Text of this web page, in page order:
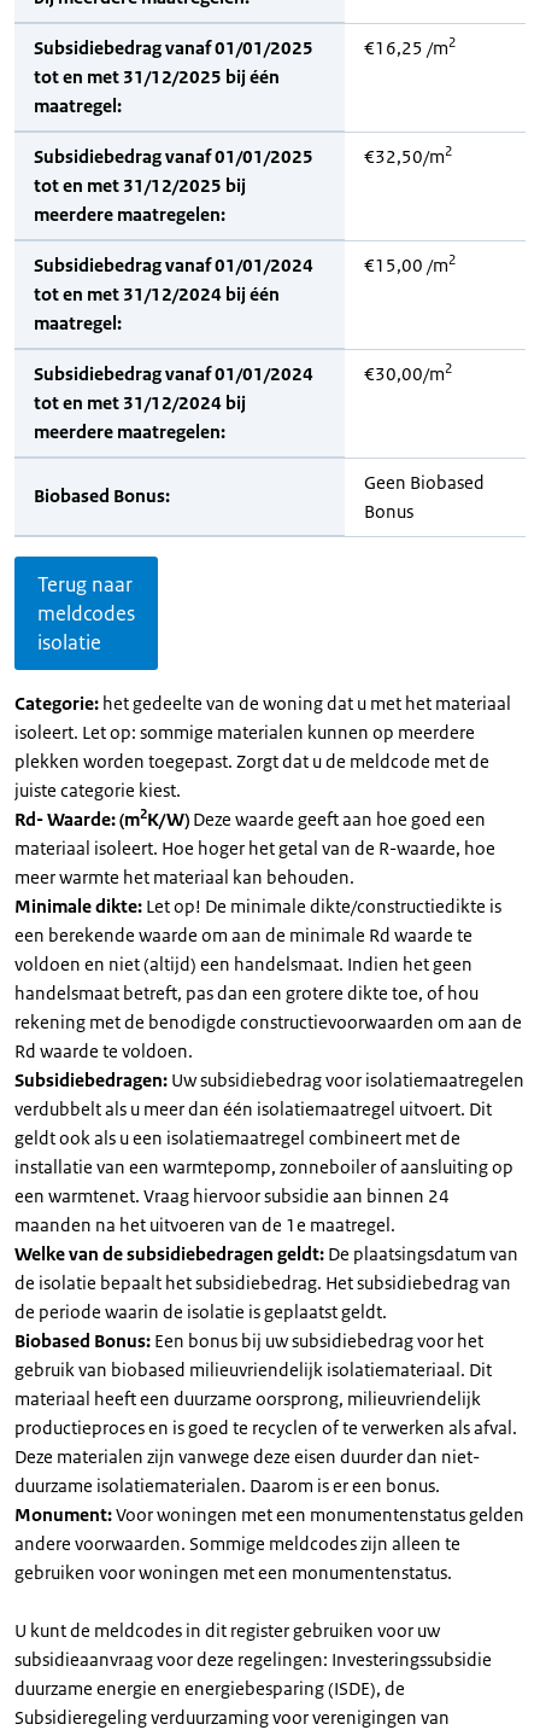
Subsidiebedrag vanaf 01/01/2025
tot en met 31/12/2025 bij één
maatregel:
€16,25 /m2
Subsidiebedrag vanaf 01/01/2025
tot en met 31/12/2025 bij
meerdere maatregelen:
€32,50/m2
Subsidiebedrag vanaf 01/01/2024
tot en met 31/12/2024 bij één
maatregel:
€15,00 /m2
Subsidiebedrag vanaf 01/01/2024
tot en met 31/12/2024 bij
meerdere maatregelen:
€30,00/m2
Biobased Bonus:
Geen Biobased
Bonus
Terug naar
meldcodes
isolatie
Categorie: het gedeelte van de woning dat u met het materiaal
isoleert. Let op: sommige materialen kunnen op meerdere
plekken worden toegepast. Zorgt dat u de meldcode met de
juiste categorie kiest.
Rd- Waarde: (m2K/W) Deze waarde geeft aan hoe goed een
materiaal isoleert. Hoe hoger het getal van de R-waarde, hoe
meer warmte het materiaal kan behouden.
Minimale dikte: Let op! De minimale dikte/constructiedikte is
een berekende waarde om aan de minimale Rd waarde te
voldoen en niet (altijd) een handelsmaat. Indien het geen
handelsmaat betreft, pas dan een grotere dikte toe, of hou
rekening met de benodigde constructievoorwaarden om aan de
Rd waarde te voldoen.
Subsidiebedragen: Uw subsidiebedrag voor isolatiemaatregelen
verdubbelt als u meer dan één isolatiemaatregel uitvoert. Dit
geldt ook als u een isolatiemaatregel combineert met de
installatie van een warmtepomp, zonneboiler of aansluiting op
een warmtenet. Vraag hiervoor subsidie aan binnen 24
maanden na het uitvoeren van de 1e maatregel.
Welke van de subsidiebedragen geldt: De plaatsingsdatum van
de isolatie bepaalt het subsidiebedrag. Het subsidiebedrag van
de periode waarin de isolatie is geplaatst geldt.
Biobased Bonus: Een bonus bij uw subsidiebedrag voor het
gebruik van biobased milieuvriendelijk isolatiemateriaal. Dit
materiaal heeft een duurzame oorsprong, milieuvriendelijk
productieproces en is goed te recyclen of te verwerken als afval.
Deze materialen zijn vanwege deze eisen duurder dan niet-
duurzame isolatiematerialen. Daarom is er een bonus.
Monument:Voor woningen met een monumentenstatus gelden
andere voorwaarden. Sommige meldcodes zijn alleen te
gebruiken voor woningen met een monumentenstatus.
U kunt de meldcodes in dit register gebruiken voor uw
subsidieaanvraag voor deze regelingen: Investeringssubsidie
duurzame energie en energiebesparing (ISDE), de
Subsidieregeling verduurzaming voor verenigingen van